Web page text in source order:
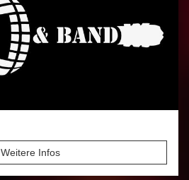
Weitere Infos